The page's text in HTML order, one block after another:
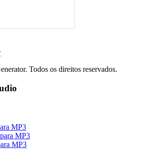
Todos os direitos reservados.
MP3
MP3
MP3